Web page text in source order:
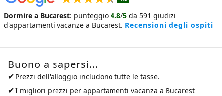
Dormire a Bucarest: punteggio 4.8/5 da 591 giudizi
d'appartamenti vacanze a Bucarest. Recensioni degli ospiti
Buono a sapersi...
✔ Prezzi dell'alloggio includono tutte le tasse.
✔I migliori prezzi per appartamenti vacanza a Bucarest